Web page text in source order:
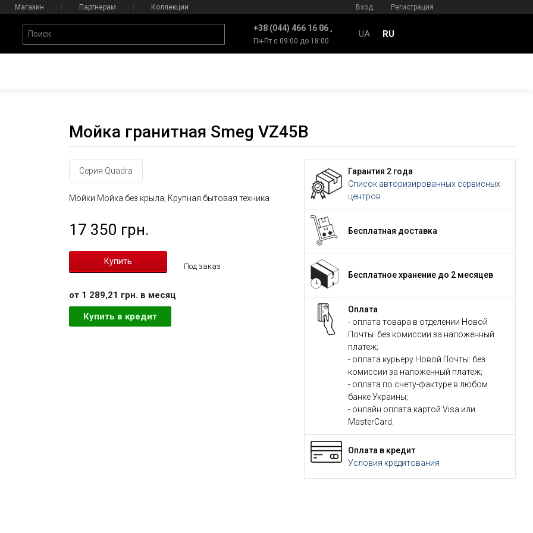
Магазин Партнерам Коллекции Вход Регистрация
+38 (044) 466 16 06
Пн-Пт с 09:00 до 18:00
UA RU
Мойка гранитная Smeg VZ45B
Серия Quadra
Мойки Мойка без крыла, Крупная бытовая техника
17 350 грн.
Под заказ
от 1 289,21 грн. в месяц
Купить в кредит
Гарантия 2 года
Список авторизированных сервисных
центров
Бесплатная доставка
Бесплатное хранение до 2 месяцев
Оплата
- оплата товара в отделении Новой
Почты: без комиссии за наложенный
платеж;
- оплата курьеру Новой Почты: без
комиссии за наложенный платеж;
- оплата по счету-фактуре в любом
банке Украины;
- онлайн оплата картой Visa или
MasterCard.
Оплата в кредит
Условия кредитования